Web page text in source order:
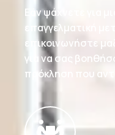
Εάν ψάχνετε για
επαγγελματική
επικοινωνήστε
για να σας
πρόκληση που